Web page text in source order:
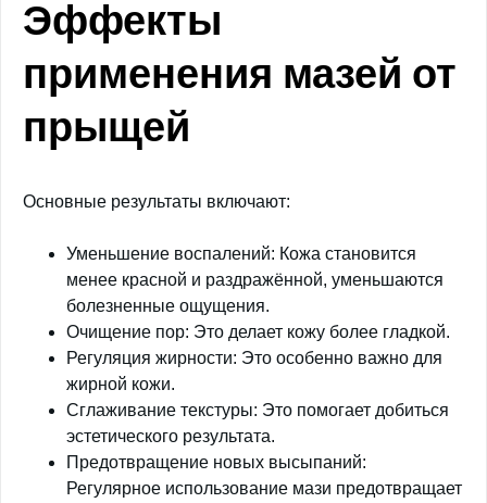
Эффекты
применения мазей от
прыщей
Основные результаты включают:
Уменьшение воспалений: Кожа становится
менее красной и раздражённой, уменьшаются
болезненные ощущения.
Очищение пор: Это делает кожу более гладкой.
Регуляция жирности: Это особенно важно для
жирной кожи.
Сглаживание текстуры: Это помогает добиться
эстетического результата.
Предотвращение новых высыпаний:
Регулярное использование мази предотвращает